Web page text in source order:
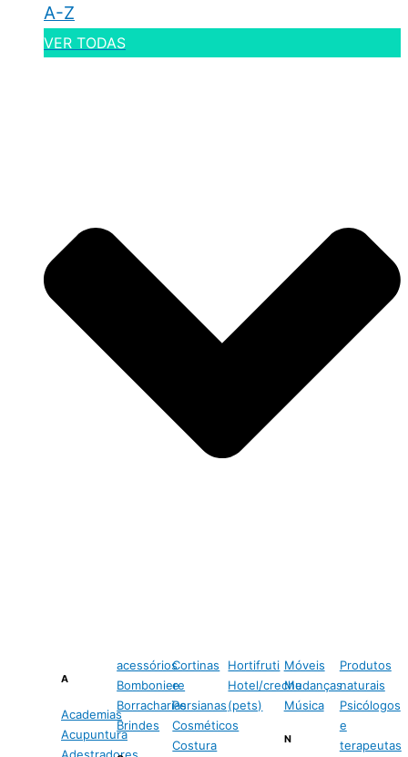
A-Z
VER TODAS
A
Academias
Acupuntura
acessórios
Bomboniere
Borracharias
Brindes
Cortinas
e
Persianas
Cosméticos
Costura
Hortifruti
Hotel/creche
(pets)
Móveis
Mudanças
Música
N
Produtos
naturais
Psicólogos
e
terapeutas